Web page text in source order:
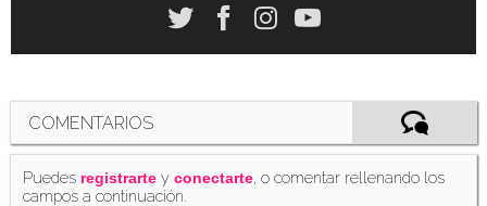
explican las decisiones detrás del cambio de
(02/05/2019)
Anthony Russo está decepcionado con el
estreno de 'Vengadores: Endgame'
(03/05/2019)
COMENTARIOS
Puedes registrarte yconectarte, o comentar rellenando los
campos a continuación.